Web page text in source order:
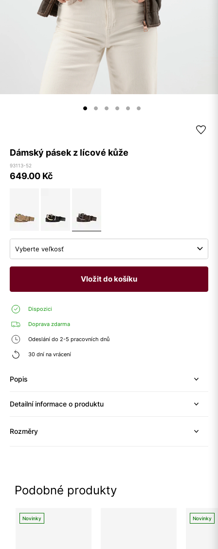
Dámský pásek z lícové kůže
93113-52
649.00 Kč
Vyberte veľkosť
Vložit do košíku
Dispozici
Doprava zdarma
Odeslání do 2-5 pracovních dnů
30 dní na vrácení
Popis
Detailní informace o produktu
Rozměry
Podobné produkty
Novinky Novinky